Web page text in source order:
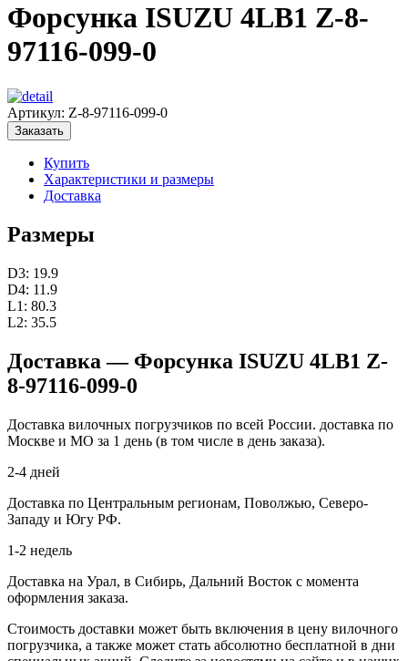
Форсунка ISUZU 4LB1 Z-8-
97116-099-0
Артикул: Z-8-97116-099-0
Заказать
Купить
Характеристики и размеры
Доставка
Размеры
D3: 19.9
D4: 11.9
L1: 80.3
L2: 35.5
Доставка — Форсунка ISUZU 4LB1 Z-
8-97116-099-0
Доставка вилочных погрузчиков по всей России. доставка по
Москве и МО за 1 день (в том числе в день заказа).
2-4 дней
Доставка по Центральным регионам, Поволжью, Северо-
Западу и Югу РФ.
1-2 недель
Доставка на Урал, в Сибирь, Дальний Восток с момента
оформления заказа.
Стоимость доставки может быть включения в цену вилочного
погрузчика, а также может стать абсолютно бесплатной в дни